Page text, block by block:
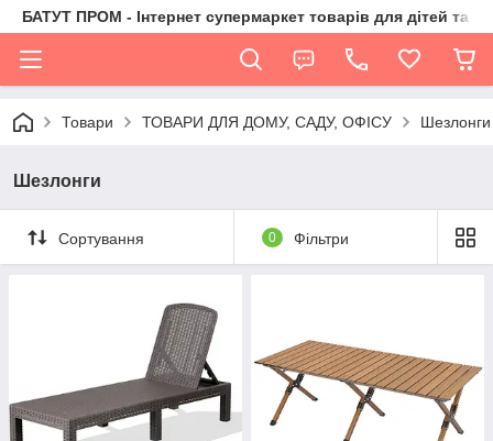
БАТУТ ПРОМ - Інтернет супермаркет товарів для дітей та їх
Товари ТОВАРИ ДЛЯ ДОМУ, САДУ, ОФІСУ Шезлонги
Шезлонги
Сортування 0 Фільтри